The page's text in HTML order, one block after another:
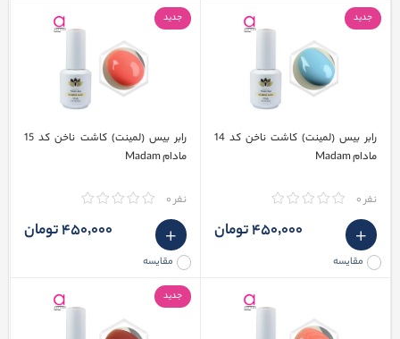
رابر بیس (لمینت) کاشت ناخن کد 14
مادام Madam
نفر 0
مقایسه
450٬000 تومان
جدید
رابر بیس (لمینت) کاشت ناخن کد 15
مادام Madam
نفر 0
مقایسه
450٬000 تومان
جدید
جدید